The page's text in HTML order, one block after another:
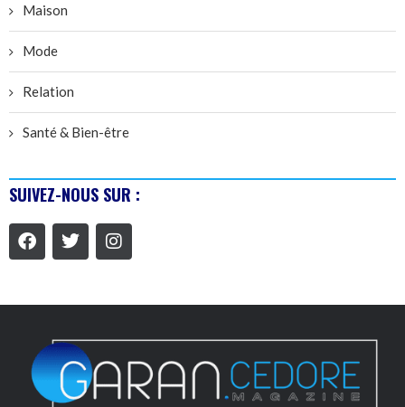
Maison
Mode
Relation
Santé & Bien-être
SUIVEZ-NOUS SUR :